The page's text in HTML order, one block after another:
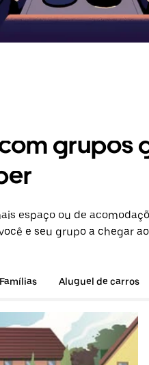
grupos
espaço ou de
e seu grupo a chegar
Famílias Aluguel de carros